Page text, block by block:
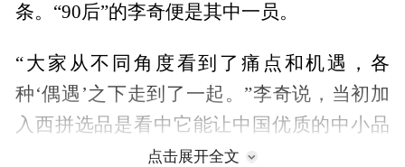
条。“90后”的李奇便是其中一员。
“大家从不同角度看到了痛点和机遇，各
种‘偶遇’之下走到了一起。”李奇说，当初加
入西拼选品是看中它能让中国优质的中小品
牌直接面向海外消费者。
点击展开全文